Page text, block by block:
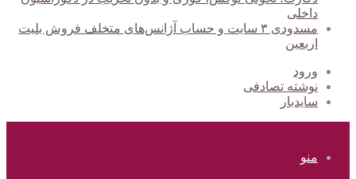
داخلی
مسدودی ۳ سایت و حساب آژانس‌های متخلف فروش بلیت
اربعین
ورود
نوشته تصادفی
سایدبار
منو